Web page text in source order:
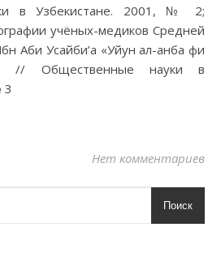
в Узбекистане. 2001, № 2;
учёных-медиков Средней
Аби Усайби’а «Уйун ал-анба фи
// Общественные науки в
3
Нет комментариев
Поиск